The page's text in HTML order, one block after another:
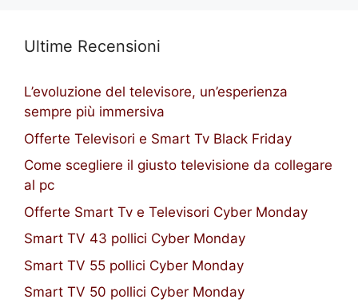
Ultime Recensioni
L’evoluzione del televisore, un’esperienza
sempre più immersiva
Offerte Televisori e Smart Tv Black Friday
Come scegliere il giusto televisione da collegare
al pc
Offerte Smart Tv e Televisori Cyber Monday
Smart TV 43 pollici Cyber Monday
Smart TV 55 pollici Cyber Monday
Smart TV 50 pollici Cyber Monday